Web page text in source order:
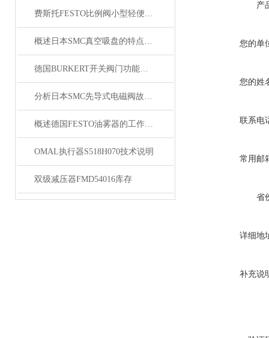
费斯托FESTO比例阀小型轻便比较容易拆装及维修
概述日本SMC真空吸盘的特点与使用注意事项
德国BURKERT开关阀门功能介绍
分析日本SMC先导式电磁阀故障解决措施
概述德国FESTO油雾器的工作原理与应用
OMAL执行器S518H070技术说明
双级减压器FMD54016库存
产
您的单
您的姓
联系电
常用邮
省
详细地
补充说